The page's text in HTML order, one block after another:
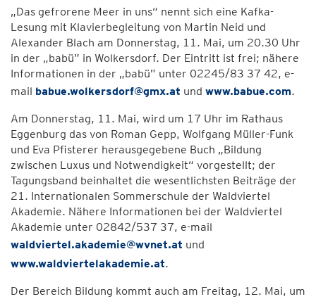
„Das gefrorene Meer in uns“ nennt sich eine Kafka-
Lesung mit Klavierbegleitung von Martin Neid und
Alexander Blach am Donnerstag, 11. Mai, um 20.30 Uhr
in der „babü” in Wolkersdorf. Der Eintritt ist frei; nähere
Informationen in der „babü” unter 02245/83 37 42, e-
mail babue.wolkersdorf@gmx.at und www.babue.com.
Am Donnerstag, 11. Mai, wird um 17 Uhr im Rathaus
Eggenburg das von Roman Gepp, Wolfgang Müller-Funk
und Eva Pfisterer herausgegebene Buch „Bildung
zwischen Luxus und Notwendigkeit“ vorgestellt; der
Tagungsband beinhaltet die wesentlichsten Beiträge der
21. Internationalen Sommerschule der Waldviertel
Akademie. Nähere Informationen bei der Waldviertel
Akademie unter 02842/537 37, e-mail
waldviertel.akademie@wvnet.at und
www.waldviertelakademie.at.
Der Bereich Bildung kommt auch am Freitag, 12. Mai, um